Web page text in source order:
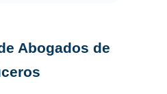
Abogados de